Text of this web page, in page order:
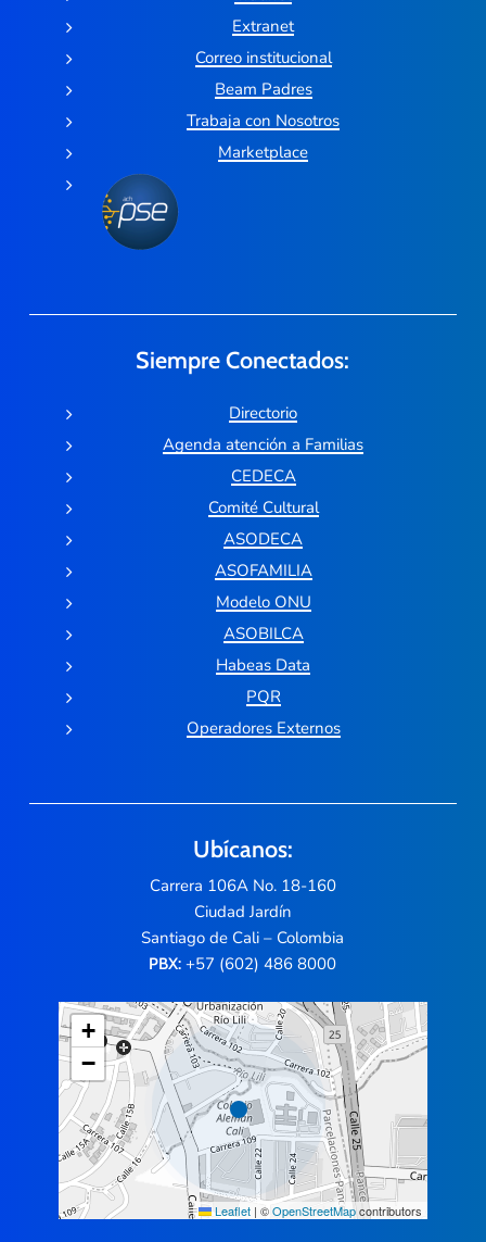
Extranet
Correo institucional
Beam Padres
Trabaja con Nosotros
Marketplace
Siempre Conectados:
Directorio
Agenda atención a Familias
CEDECA
Comité Cultural
ASODECA
ASOFAMILIA
Modelo ONU
ASOBILCA
Habeas Data
PQR
Operadores Externos
Ubícanos:
Carrera 106A No. 18-160
Ciudad Jardín
Santiago de Cali – Colombia
PBX: +57 (602) 486 8000
+
−
Leaflet | ©OpenStreetMapcontributors